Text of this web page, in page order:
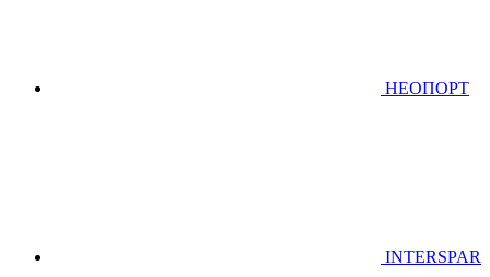
НЕОПОРТ
INTERSPAR